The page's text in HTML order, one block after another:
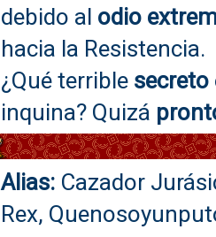
debido al odio
hacia la Resistencia.
¿Qué terrible secreto
inquina? Quizá
Alias: Cazador
Rex,